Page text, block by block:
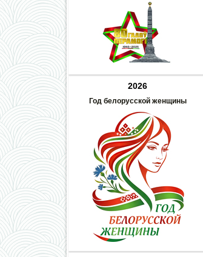
2026
Год белорусской женщины